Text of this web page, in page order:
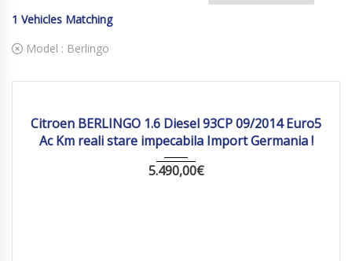
1 Vehicles Matching
Model : Berlingo
Citroen BERLINGO 1.6 Diesel 93CP 09/2014 Euro5
Ac Km reali stare impecabila Import Germania !
5.490,00€